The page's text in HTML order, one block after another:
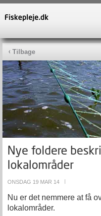
Tilbage
Nye foldere
lokalområder
ONSDAG 19 MAR 14
Nu er det nemmere at få
lokalområder.